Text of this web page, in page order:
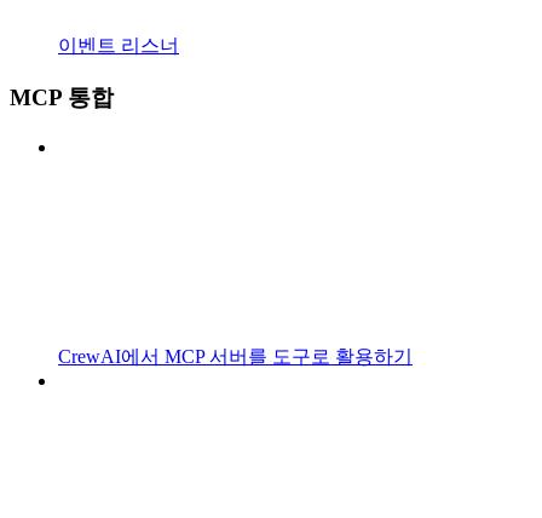
이벤트 리스너
MCP 통합
CrewAI에서 MCP 서버를 도구로 활용하기